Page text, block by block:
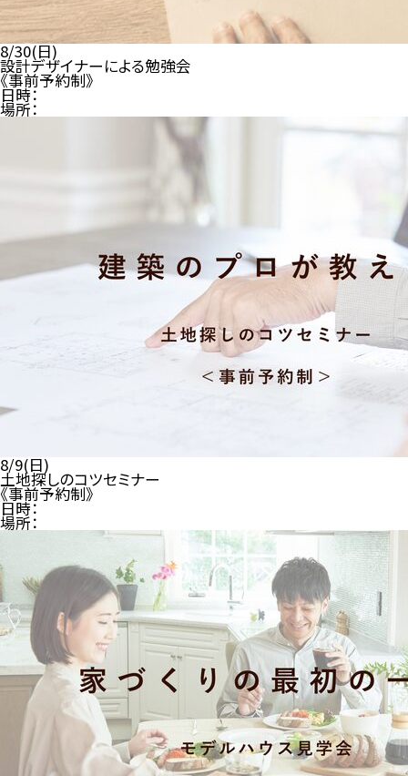
8/30(日)
設計デザイナーによる勉強会
《事前予約制》
日時：
場所：
8/9(日)
土地探しのコツセミナー
《事前予約制》
日時：
場所：